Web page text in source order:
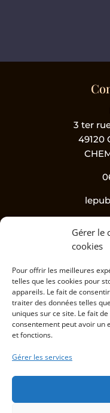
Gérer le
cookies
Pour offrir les meilleures
telles que les cookies pour
appareils. Le fait de
traiter des données telles
uniques sur ce site. Le fait
consentement peut avoir un
et fonctions.
Gérer les services
3 ter
49120
L’abus d’alcool